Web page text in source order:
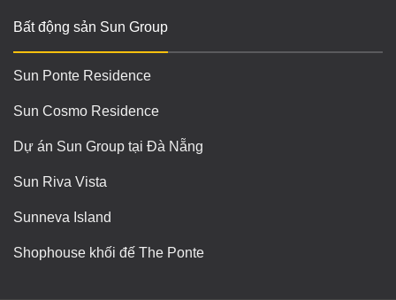
Bất động sản Sun Group
Sun Ponte Residence
Sun Cosmo Residence
Dự án Sun Group tại Đà Nẵng
Sun Riva Vista
Sunneva Island
Shophouse khối đế The Ponte